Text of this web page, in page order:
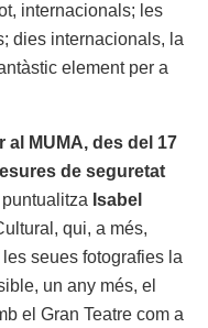
internacionals; les
dies internacionals, la
element per a
MUMA, des del 17
de seguretat
Isabel
qui, a més,
seues fotografies la
un any més, el
el Gran Teatre com a